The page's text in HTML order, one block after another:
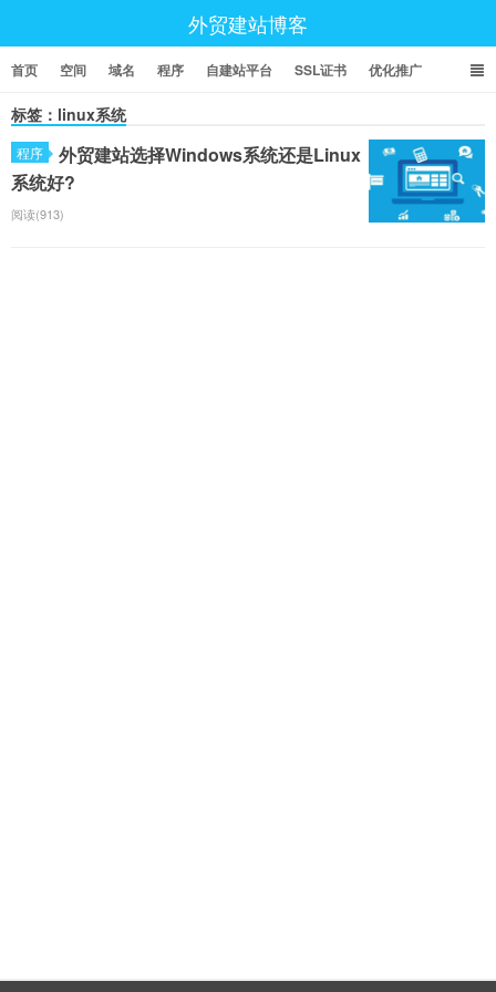
外贸建站博客
首页 空间 域名 程序 自建站平台 SSL证书 优化推广
标签：linux系统
程序
外贸建站选择Windows系统还是Linux
系统好?
阅读(913)